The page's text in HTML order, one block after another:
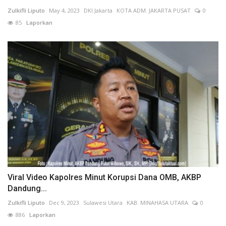
Zulkifli Liputo May 4, 2023 DKI Jakarta KOTA ADM. JAKARTA PUSAT
0
85 Laporkan
Viral Video Kapolres Minut Korupsi Dana OMB, AKBP
Dandung...
Zulkifli Liputo Dec 9, 2023 Sulawesi Utara KAB. MINAHASA UTARA
0
886 Laporkan